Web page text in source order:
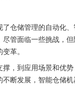
仓储管理的自动化
管面临一些挑战，
革。
，到应用场景和优
断发展，智能仓储